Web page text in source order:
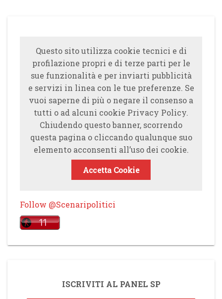
Questo sito utilizza cookie tecnici e di
profilazione propri e di terze parti per le
sue funzionalità e per inviarti pubblicità
e servizi in linea con le tue preferenze. Se
vuoi saperne di più o negare il consenso a
tutti o ad alcuni cookie Privacy Policy.
Chiudendo questo banner, scorrendo
questa pagina o cliccando qualunque suo
elemento acconsenti all’uso dei cookie.
Accetta Cookie
Follow @Scenaripolitici
ISCRIVITI AL PANEL SP